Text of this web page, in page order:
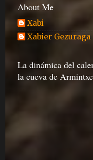
About Me
Xabi
Xabier Gezuraga
La dinámica del
la cueva de Armintxe